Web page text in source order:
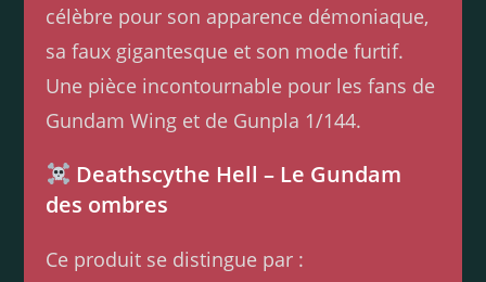
célèbre pour son apparence démoniaque,
sa faux gigantesque et son mode furtif.
Une pièce incontournable pour les fans de
Gundam Wing et de Gunpla 1/144.
Deathscythe Hell – Le Gundam
des ombres
Ce produit se distingue par :